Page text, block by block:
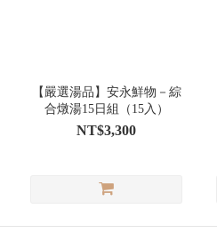
【嚴選湯品】安永鮮物－綜
合燉湯15日組（15入）
NT$3,300